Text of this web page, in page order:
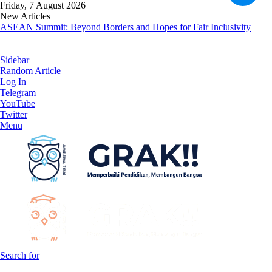
Friday, 7 August 2026
New Articles
ASEAN Summit: Beyond Borders and Hopes for Fair Inclusivity
Sidebar
Random Article
Log In
Telegram
YouTube
Twitter
Menu
Search for